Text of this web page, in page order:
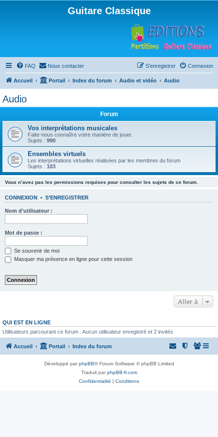
Guitare Classique
FAQ Nous contacter Connexion
S’enregistrer
Accueil Portail Index du forum Audio et vidéo Audio
Audio
Forum
Vos interprétations musicales
Faite-nous connaître votre manière de jouer.
Sujets : 990
Ensembles virtuels
Les interprétations virtuelles réalisées par les membres du forum
Sujets : 103
Vous n’avez pas les permissions requises pour consulter les sujets de ce forum.
CONNEXION • S’ENREGISTRER
Nom d’utilisateur :
Mot de passe :
Se souvenir de moi
Masquer ma présence en ligne pour cette session
Aller à
QUI EST EN LIGNE
Utilisateurs parcourant ce forum : Aucun utilisateur enregistré et 2 invités
Accueil Portail Index du forum
Développé parphpBB® Forum Software © phpBB Limited
Traduit parphpBB-fr.com
Confidentialité | Conditions